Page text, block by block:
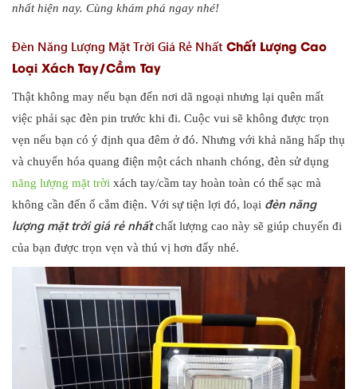
nhất hiện nay. Cùng khám phá ngay nhé!
Đèn Năng Lượng Mặt Trời Giá Rẻ Nhất Chất Lượng Cao
Loại Xách Tay/Cầm Tay
Thật không may nếu bạn đến nơi dã ngoại nhưng lại quên mất
việc phải sạc đèn pin trước khi đi. Cuộc vui sẽ không được trọn
vẹn nếu bạn có ý định qua đêm ở đó. Nhưng với khả năng hấp thụ
và chuyển hóa quang điện một cách nhanh chóng, đèn sử dụng
năng lượng mặt trời xách tay/cầm tay hoàn toàn có thể sạc mà
không cần đến ổ cắm điện. Với sự tiện lợi đó, loại đèn năng
lượng mặt trời giá rẻ nhất chất lượng cao này sẽ giúp chuyến đi
của bạn được trọn vẹn và thú vị hơn đấy nhé.